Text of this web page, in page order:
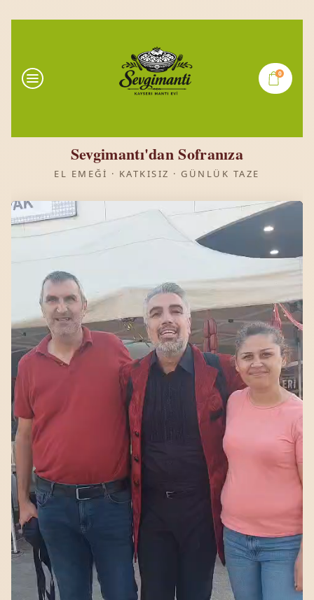
0
Sevgimantı'dan Sofranıza
EL EMEĞI · KATKISIZ · GÜNLÜK TAZE